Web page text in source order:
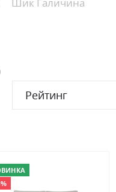
Рейтинг